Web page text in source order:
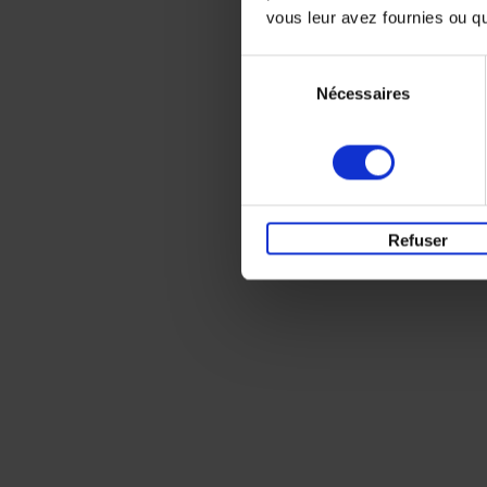
vous leur avez fournies ou
Nécessaires
Refuser